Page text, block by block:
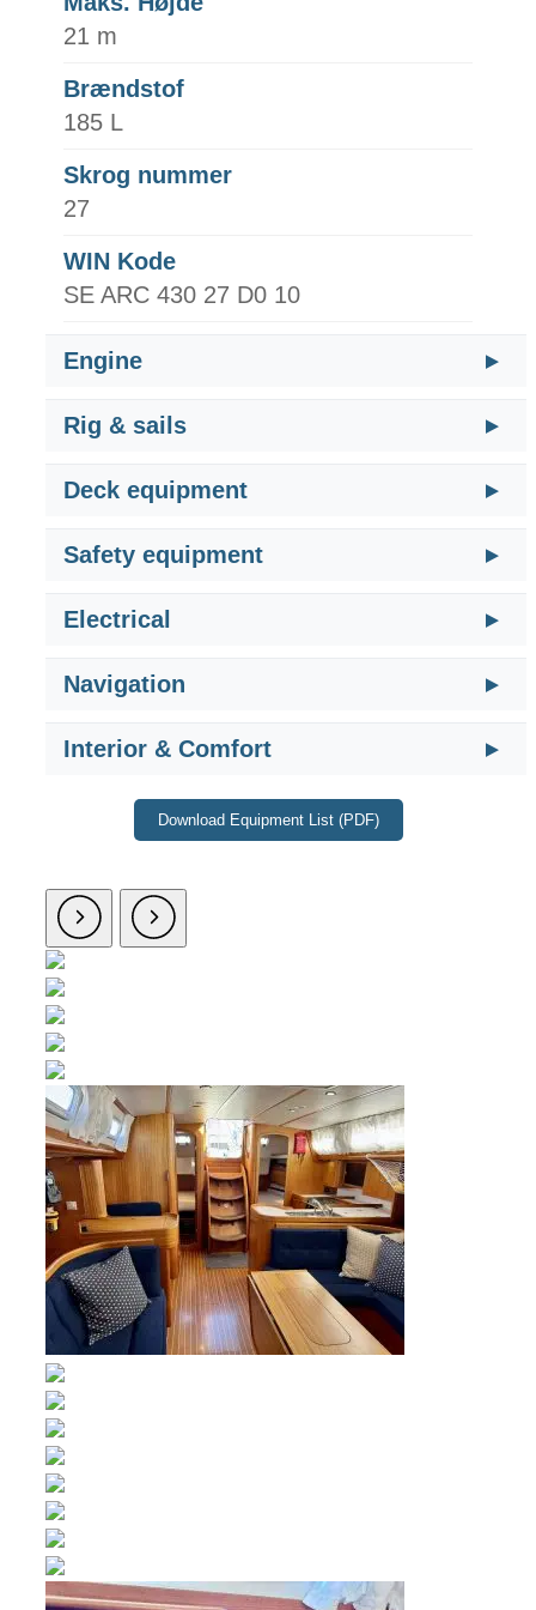
21 m
Brændstof
185 L
Skrog nummer
27
WIN Kode
SE ARC 430 27 D0 10
Engine
Rig & sails
Deck equipment
Safety equipment
Electrical
Navigation
Interior & Comfort
Download Equipment List (PDF)